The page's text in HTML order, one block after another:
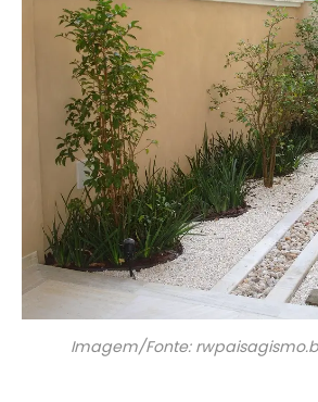
Imagem/Fonte: